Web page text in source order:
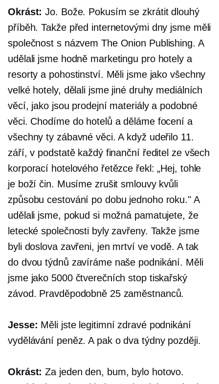
Okrást: Jo. Bože. Pokusím se zkrátit dlouhý
příběh. Takže před internetovými dny jsme měli
společnost s názvem The Onion Publishing. A
udělali jsme hodně marketingu pro hotely a
resorty a pohostinství. Měli jsme jako všechny
velké hotely, dělali jsme jiné druhy mediálních
věcí, jako jsou prodejní materiály a podobné
věci. Chodíme do hotelů a děláme focení a
všechny ty zábavné věci. A když udeřilo 11.
září, v podstatě každý finanční ředitel ze všech
korporací hotelového řetězce řekl: „Hej, tohle
je boží čin. Musíme zrušit smlouvy kvůli
způsobu cestování po dobu jednoho roku." A
udělali jsme, pokud si možná pamatujete, že
letecké společnosti byly zavřeny. Takže jsme
byli doslova zavřeni, jen mrtví ve vodě. A tak
do dvou týdnů zavíráme naše podnikání. Měli
jsme jako 5000 čtverečních stop tiskařský
závod. Pravděpodobně 25 zaměstnanců.
Jesse: Měli jste legitimní zdravé podnikání
vydělávání peněz. A pak o dva týdny později.
Okrást: Za jeden den, bum, bylo hotovo.